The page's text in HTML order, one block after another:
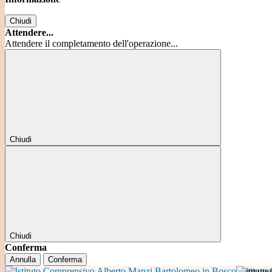
Chiudi
Attendere...
Attendere il completamento dell'operazione...
Chiudi
Chiudi
Conferma
Annulla Conferma